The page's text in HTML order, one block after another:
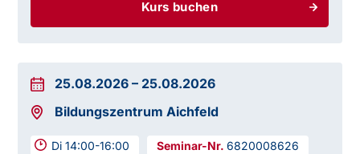
Kurs buchen
25.08.2026 – 25.08.2026
Bildungszentrum Aichfeld
Di 14:00-16:00 6820008626